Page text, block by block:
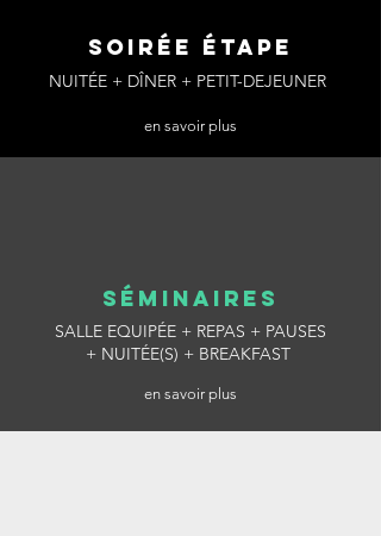
SOIRÉE ÉTAPE
NUITÉE + DÎNER + PETIT-DEJEUNER
en savoir plus
séminaires
SALLE EQUIPÉE + REPAS + PAUSES
+ NUITÉE(S) + BREAKFAST
en savoir plus